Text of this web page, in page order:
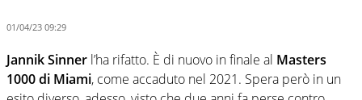
01/04/23 09:29
Jannik Sinner l’ha rifatto. È di nuovo in finale al Masters
1000 di Miami, come accaduto nel 2021. Spera però in un